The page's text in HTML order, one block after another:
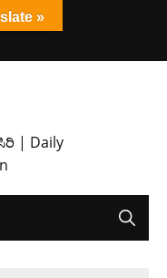
| Daily
»